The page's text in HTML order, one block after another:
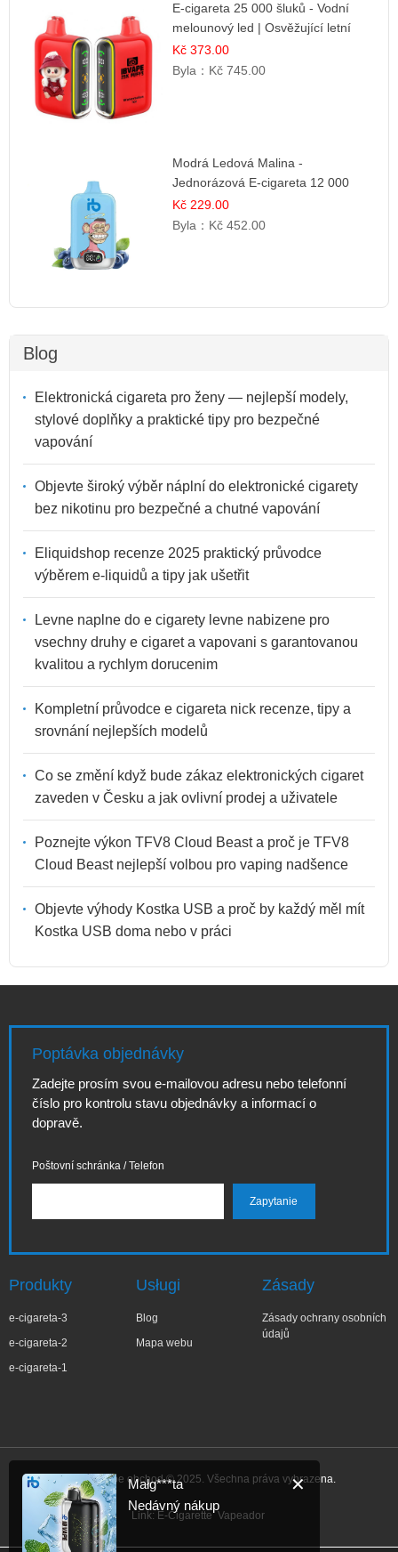
E-cigareta 25 000 šluků - Vodní
melounový led | Osvěžující letní
příchuť
Kč 373.00
Byla： Kč 745.00
Modrá Ledová Malina -
Jednorázová E-cigareta 12 000
šluků | Osvěžující Bobulová Příchuť
Kč 229.00
Byla： Kč 452.00
Blog
Elektronická cigareta pro ženy — nejlepší modely,
stylové doplňky a praktické tipy pro bezpečné
vapování
Objevte široký výběr náplní do elektronické cigarety
bez nikotinu pro bezpečné a chutné vapování
Eliquidshop recenze 2025 praktický průvodce
výběrem e-liquidů a tipy jak ušetřit
Levne naplne do e cigarety levne nabizene pro
vsechny druhy e cigaret a vapovani s garantovanou
kvalitou a rychlym dorucenim
Kompletní průvodce e cigareta nick recenze, tipy a
srovnání nejlepších modelů
Co se změní když bude zákaz elektronických cigaret
zaveden v Česku a jak ovlivní prodej a uživatele
Poznejte výkon TFV8 Cloud Beast a proč je TFV8
Cloud Beast nejlepší volbou pro vaping nadšence
Objevte výhody Kostka USB a proč by každý měl mít
Kostka USB doma nebo v práci
Poptávka objednávky
Zadejte prosím svou e-mailovou adresu nebo telefonní
číslo pro kontrolu stavu objednávky a informací o
dopravě.
Poštovní schránka / Telefon
Produkty
e-cigareta-3
e-cigareta-2
e-cigareta-1
Usługi
Blog
Mapa webu
Zásady
Zásady ochrany osobních
údajů
IBVape Vape obchod © 2025. Všechna práva vyhrazena.
Link: E-Cigarette Vapeador
✕
Małg***ta
Nedávný nákup